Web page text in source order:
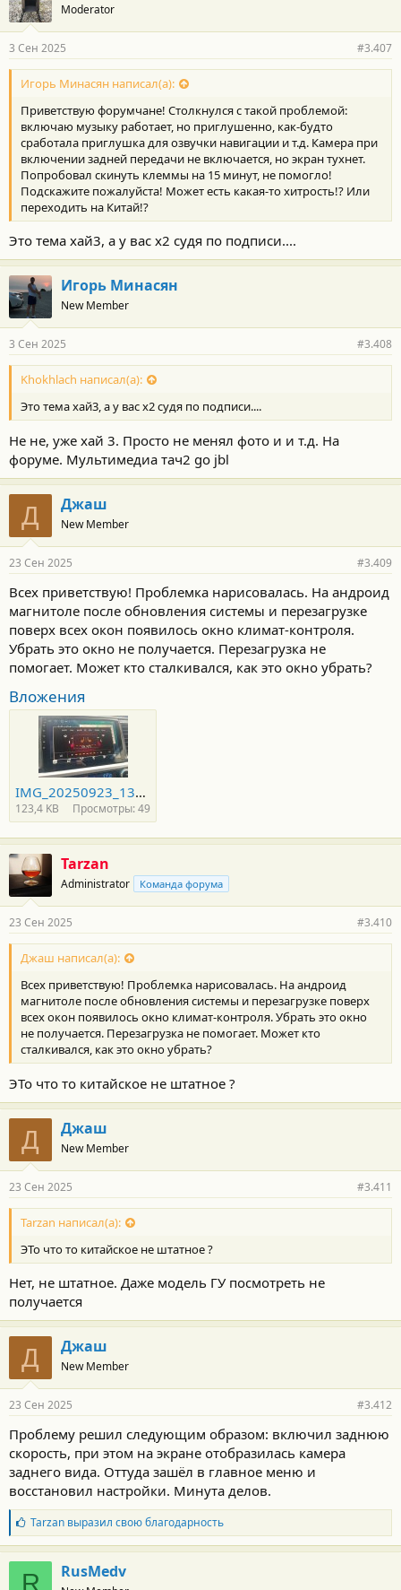
Moderator
3 Сен 2025 #3.407
Игорь Минасян написал(а):
Приветствую форумчане! Столкнулся с такой проблемой:
включаю музыку работает, но приглушенно, как-будто
сработала приглушка для озвучки навигации и т.д. Камера при
включении задней передачи не включается, но экран тухнет.
Попробовал скинуть клеммы на 15 минут, не помогло!
Подскажите пожалуйста! Может есть какая-то хитрость!? Или
переходить на Китай!?
Это тема хай3, а у вас х2 судя по подписи....
Игорь Минасян
New Member
3 Сен 2025 #3.408
Khokhlach написал(а):
Это тема хай3, а у вас х2 судя по подписи....
Не не, уже хай 3. Просто не менял фото и и т.д. На
форуме. Мультимедиа тач2 go jbl
Д Джаш
New Member
23 Сен 2025 #3.409
Всех приветствую! Проблемка нарисовалась. На андроид
магнитоле после обновления системы и перезагрузке
поверх всех окон появилось окно климат-контроля.
Убрать это окно не получается. Перезагрузка не
помогает. Может кто сталкивался, как это окно убрать?
Вложения
IMG_20250923_132014.jpg
123,4 KB Просмотры: 49
Tarzan
Administrator Команда форума
23 Сен 2025 #3.410
Джаш написал(а):
Всех приветствую! Проблемка нарисовалась. На андроид
магнитоле после обновления системы и перезагрузке поверх
всех окон появилось окно климат-контроля. Убрать это окно
не получается. Перезагрузка не помогает. Может кто
сталкивался, как это окно убрать?
ЭТо что то китайское не штатное ?
Д Джаш
New Member
23 Сен 2025 #3.411
Tarzan написал(а):
ЭТо что то китайское не штатное ?
Нет, не штатное. Даже модель ГУ посмотреть не
получается
Д Джаш
New Member
23 Сен 2025 #3.412
Проблему решил следующим образом: включил заднюю
скорость, при этом на экране отобразилась камера
заднего вида. Оттуда зашёл в главное меню и
восстановил настройки. Минута делов.
Б
л
а
г
о
Tarzanвыразил свою благодарность
R RusMedv